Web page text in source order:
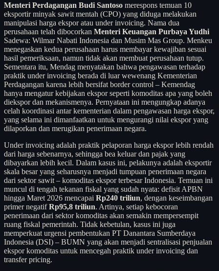
Menteri Perdagangan Budi Santoso merespons temuan 10
eksportir minyak sawit mentah (CPO) yang diduga melakukan
manipulasi harga ekspor atau under invoicing. Nama dua
perusahaan telah dibocorkan Menteri Keuangan Purbaya Yudhi
Sadewa: Wilmar Nabati Indonesia dan Musim Mas Group. Menkeu
menegaskan kedua perusahaan harus membayar kewajiban sesuai
hasil pemeriksaan, namun tidak akan membuat perusahaan tutup.
Sementara itu, Mendag menyatakan bahwa pengawasan terhadap
praktik under invoicing berada di luar wewenang Kementerian
Perdagangan karena lebih bersifat border control – Kemendag
hanya mengatur kebijakan ekspor seperti komoditas apa yang boleh
diekspor dan mekanismenya. Pernyataan ini mengungkap adanya
celah koordinasi antar kementerian dalam pengawasan harga ekspor,
yang selama ini dimanfaatkan untuk mengurangi nilai ekspor yang
dilaporkan dan merugikan penerimaan negara.
Under invoicing adalah praktik pelaporan harga ekspor lebih rendah
dari harga sebenarnya, sehingga bea keluar dan pajak yang
dibayarkan lebih kecil. Dalam kasus ini, pelakunya adalah eksportir
skala besar yang seharusnya menjadi tumpuan penerimaan negara
dari sektor sawit – komoditas ekspor terbesar Indonesia. Temuan ini
muncul di tengah tekanan fiskal yang sudah nyata: defisit APBN
hingga Maret 2026 mencapai Rp240 triliun, dengan keseimbangan
primer negatifRp95,8 triliun. Artinya, setiap kebocoran
penerimaan dari sektor komoditas akan semakin mempersempit
ruang fiskal pemerintah. Tidak kebetulan, kasus ini juga
memperkuat urgensi pembentukan PT Danantara Sumberdaya
Indonesia (DSI) – BUMN yang akan menjadi sentralisasi penjualan
ekspor komoditas untuk mencegah praktik under invoicing dan
transfer pricing.